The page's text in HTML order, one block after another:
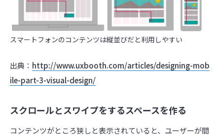
スマートフォンのコンテンツは縦並びだと利用しやすい
出典： http://www.uxbooth.com/articles/designing-mob
ile-part-3-visual-design/
スクロールとスワイプをするスペースを作る
コンテンツがところ狭しと表示されていると、ユーザーが間